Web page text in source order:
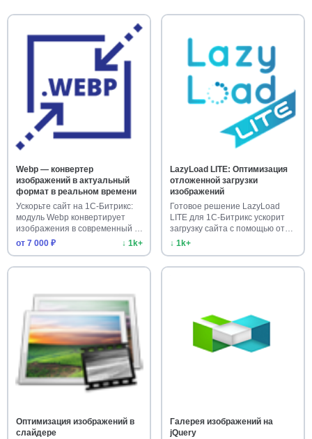
Webp — конвертер
изображений в актуальный
формат в реальном времени
Ускорьте сайт на 1С-Битрикс:
модуль Webp конвертирует
изображения в современный …
от 7 000 ₽
↓ 1k+
LazyLoad LITE: Оптимизация
отложенной загрузки
изображений
Готовое решение LazyLoad
LITE для 1С-Битрикс ускорит
загрузку сайта с помощью от…
↓ 1k+
Оптимизация изображений в
слайдере
Галерея изображений на
jQuery